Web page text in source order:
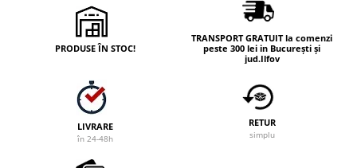
PRODUSE ÎN STOC!
TRANSPORT GRATUIT la comenzi
peste 300 lei in București și
jud.Ilfov
LIVRARE
în 24-48h
RETUR
simplu